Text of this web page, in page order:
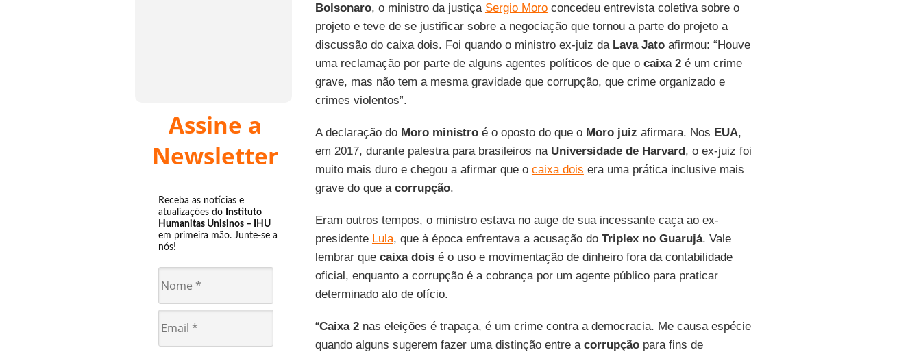
Assine a
Newsletter
Receba as notícias e
atualizações do Instituto
Humanitas Unisinos – IHU
em primeira mão. Junte-se a
nós!
Bolsonaro, o ministro da justiça Sergio Moroconcedeu entrevista coletiva sobre o
projeto e teve de se justificar sobre a negociação que tornou a parte do projeto a
discussão do caixa dois. Foi quando o ministro ex-juiz da Lava Jatoafirmou: “Houve
uma reclamação por parte de alguns agentes políticos de que o caixa 2é um crime
grave, mas não tem a mesma gravidade que corrupção, que crime organizado e
crimes violentos”.
A declaração do Moro ministroé o oposto do que o Moro juiz afirmara. Nos EUA,
em 2017, durante palestra para brasileiros na Universidade de Harvard, o ex-juiz foi
muito mais duro e chegou a afirmar que o caixa dois era uma prática inclusive mais
grave do que a corrupção.
Eram outros tempos, o ministro estava no auge de sua incessante caça ao ex-
presidente Lula, que à época enfrentava a acusação do Triplex no Guarujá. Vale
lembrar que caixa doisé o uso e movimentação de dinheiro fora da contabilidade
oficial, enquanto a corrupção é a cobrança por um agente público para praticar
determinado ato de ofício.
“Caixa 2nas eleições é trapaça, é um crime contra a democracia. Me causa espécie
quando alguns sugerem fazer uma distinção entre a corrupçãopara fins de